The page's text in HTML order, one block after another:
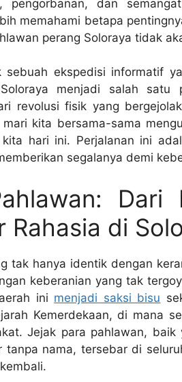
pengorbanan, dan
memahami betapa
perang Soloraya tidak
ekspedisi informatif
menjadi salah satu
revolusi fisik yang
kita bersama-sama
hari ini. Perjalanan ini
segalanya demi
Dari
Rahasia di
tak hanya identik dengan
keberanian yang tak
ini menjadi saksi bisu
Kemerdekaan, di mana
Jejak para pahlawan,
tanpa nama, tersebar di